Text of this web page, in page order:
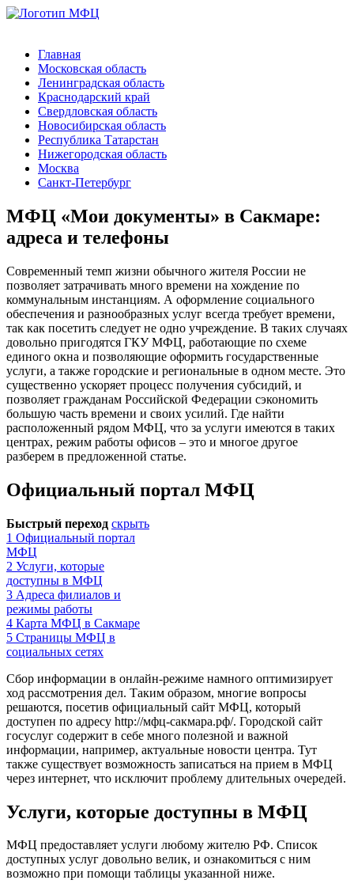
Главная
Московская область
Ленинградская область
Краснодарский край
Свердловская область
Новосибирская область
Республика Татарстан
Нижегородская область
Москва
Санкт-Петербург
МФЦ «Мои документы» в Сакмаре:
адреса и телефоны
Современный темп жизни обычного жителя России не
позволяет затрачивать много времени на хождение по
коммунальным инстанциям. А оформление социального
обеспечения и разнообразных услуг всегда требует времени,
так как посетить следует не одно учреждение. В таких случаях
довольно пригодятся ГКУ МФЦ, работающие по схеме
единого окна и позволяющие оформить государственные
услуги, а также городские и региональные в одном месте. Это
существенно ускоряет процесс получения субсидий, и
позволяет гражданам Российской Федерации сэкономить
большую часть времени и своих усилий. Где найти
расположенный рядом МФЦ, что за услуги имеются в таких
центрах, режим работы офисов – это и многое другое
разберем в предложенной статье.
Официальный портал МФЦ
Быстрый переход скрыть
1 Официальный портал
МФЦ
2 Услуги, которые
доступны в МФЦ
3 Адреса филиалов и
режимы работы
4 Карта МФЦ в Сакмаре
5 Страницы МФЦ в
социальных сетях
Сбор информации в онлайн-режиме намного оптимизирует
ход рассмотрения дел. Таким образом, многие вопросы
решаются, посетив официальный сайт МФЦ, который
доступен по адресу http://мфц-сакмара.рф/. Городской сайт
госуслуг содержит в себе много полезной и важной
информации, например, актуальные новости центра. Тут
также существует возможность записаться на прием в МФЦ
через интернет, что исключит проблему длительных очередей.
Услуги, которые доступны в МФЦ
МФЦ предоставляет услуги любому жителю РФ. Список
доступных услуг довольно велик, и ознакомиться с ним
возможно при помощи таблицы указанной ниже.